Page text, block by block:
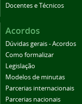
Docentes e Técnicos
Acordos
Dúvidas gerais - Acordos
Como formalizar
Legislação
Modelos de minutas
Parcerias internacionais
Parcerias nacionais